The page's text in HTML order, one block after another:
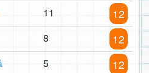
11 12
8 12
5 12